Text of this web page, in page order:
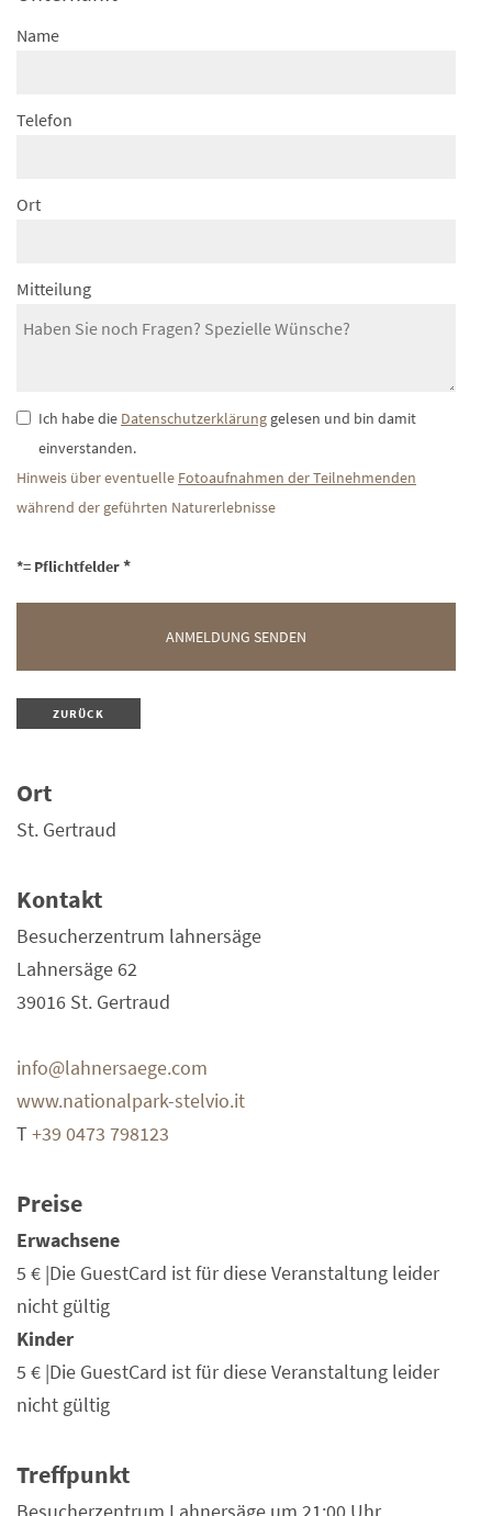
Name
Telefon
Ort
Mitteilung
Ich habe die Datenschutzerklärung gelesen und bin damit
einverstanden.
Hinweis über eventuelle Fotoaufnahmen der Teilnehmenden
während der geführten Naturerlebnisse
*= Pflichtfelder
ZURÜCK
Ort
St. Gertraud
Kontakt
Besucherzentrum lahnersäge
Lahnersäge 62
39016 St. Gertraud
info@lahnersaege.com
www.nationalpark-stelvio.it
T+39 0473 798123
Preise
Erwachsene
5 € |Die GuestCard ist für diese Veranstaltung leider
nicht gültig
Kinder
5 € |Die GuestCard ist für diese Veranstaltung leider
nicht gültig
Treffpunkt